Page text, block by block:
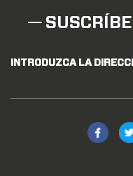
INTRODUZCA LA